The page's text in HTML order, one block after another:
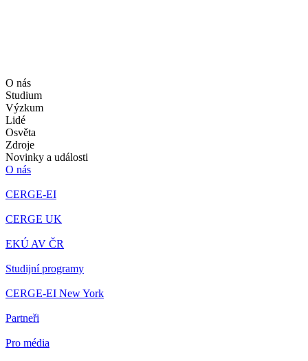
O nás
Studium
Výzkum
Lidé
Osvěta
Zdroje
Novinky a události
O nás
CERGE-EI
CERGE UK
EKÚ AV ČR
Studijní programy
CERGE-EI New York
Partneři
Pro média